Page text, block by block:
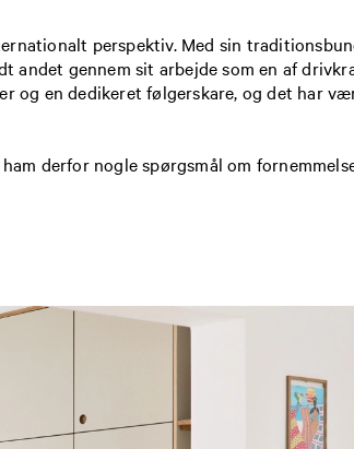
perspektiv. Med sin
andet gennem sit arbejde som en af
og en dedikeret følgerskare, og det har
derfor nogle spørgsmål om